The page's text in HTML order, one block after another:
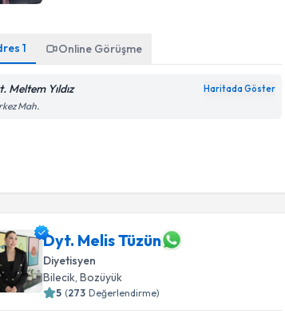
1 Online Görüşme
Meltem Yıldız Haritada Göster
Mah.
Dyt. Melis Tüzün
Diyetisyen
Bilecik, Bozüyük
5 (273 Değerlendirme)